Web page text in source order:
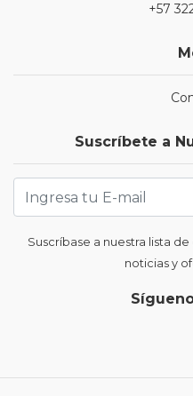
+57
Suscríbete a
Suscríbase a nuestra lista
noticias y